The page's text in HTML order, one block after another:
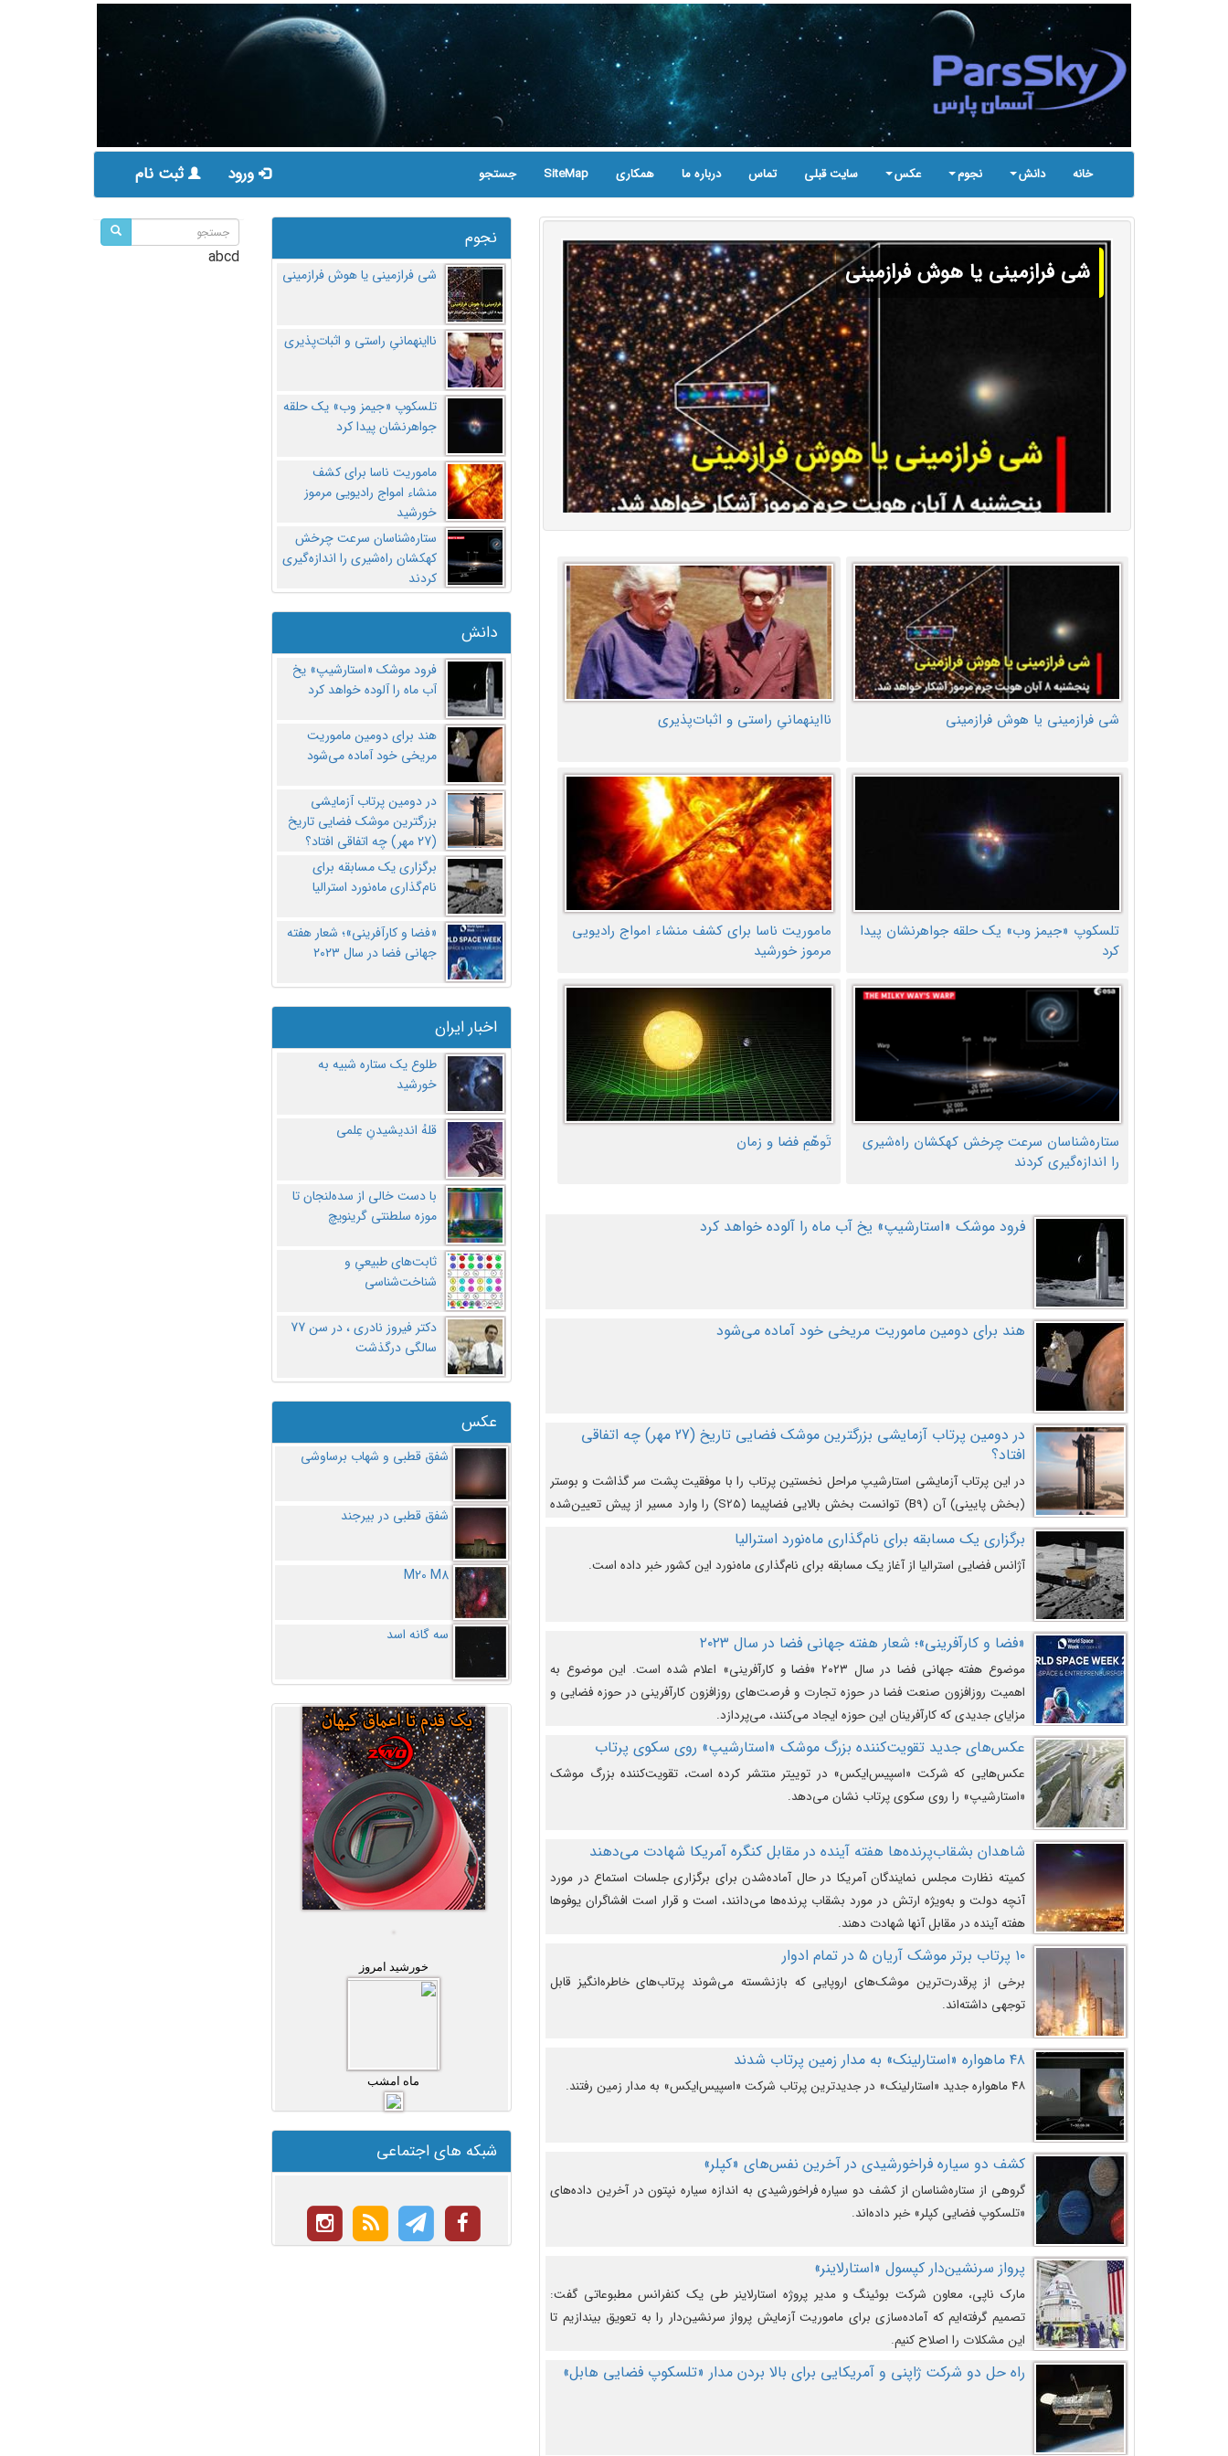
خانه دانش نجوم عکس سایت قبلی تماس درباره ما همکاری SiteMap جستجو ورود ثبت نام
شی فرازمینی یا هوش فرازمینی
شی فرازمینی یا هوش فرازمینی نااینهمانیِ راستی و اثبات‌پذیری
تلسکوپ «جیمز وب» یک حلقه جواهرنشان پیدا
کرد
ماموریت ناسا برای کشف منشاء امواج رادیویی
مرموز خورشید
ستاره‌شناسان سرعت چرخش کهکشان راه‌شیری
را اندازه‌گیری کردند
تَوهّمِ فضا و زمان
فرود موشک «استارشیپ» یخ آب ماه را آلوده خواهد کرد
هند برای دومین ماموریت مریخی خود آماده می‌شود
در دومین پرتاب آزمایشی بزرگترین موشک فضایی تاریخ (27 مهر‌) چه اتفاقی
افتاد؟
در این پرتاب آزمایشی استارشیپ مراحل نخستین پرتاب را با موفقیت پشت سر گذاشت و بوستر
(بخش پایینی) آن (B9) توانست بخش بالایی فضاپیما (S25) را وارد مسیر از پیش تعیین‌شده
کند و سپس با یک مکانیزم جدید با موفقیت از آن جدا شود. ‌
برگزاری یک مسابقه برای نام‌گذاری ماه‌نورد استرالیا
آژانس فضایی استرالیا از آغاز یک مسابقه برای نام‌گذاری ماه‌نورد این کشور خبر داده است.
«فضا و کارآفرینی»؛ شعار هفته جهانی فضا در سال ۲۰۲۳
موضوع هفته جهانی فضا در سال ۲۰۲۳ «فضا و کارآفرینی» اعلام شده است. این موضوع به
اهمیت روزافزون صنعت فضا در حوزه تجارت و فرصت‌های روزافزون کارآفرینی در حوزه فضایی و
مزایای جدیدی که کارآفرینان این حوزه ایجاد می‌کنند، می‌پردازد.
عکس‌های جدید تقویت‌کننده بزرگ موشک «استارشیپ» روی سکوی پرتاب
عکس‌هایی که شرکت «اسپیس‌ایکس» در توییتر منتشر کرده است، تقویت‌کننده بزرگ موشک
«استارشیپ» را روی سکوی پرتاب نشان می‌دهد.
شاهدان بشقاب‌پرنده‌ها هفته آینده در مقابل کنگره آمریکا شهادت می‌دهند
کمیته نظارت مجلس نمایندگان آمریکا در حال آماده‌شدن برای برگزاری جلسات استماع در مورد
آنچه دولت و به‌ویژه ارتش در مورد بشقاب پرنده‌ها می‌دانند، است و قرار است افشاگران یوفوها
هفته آینده در مقابل آنها شهادت دهند.
۱۰ پرتاب برتر موشک آریان ۵ در تمام ادوار
برخی از پرقدرت‌ترین موشک‌های اروپایی که بازنشسته می‌شوند پرتاب‌های خاطره‌انگیز قابل
توجهی داشته‌اند.
۴۸ ماهواره «استارلینک» به مدار زمین پرتاب شدند
۴۸ ماهواره جدید «استارلینک» در جدیدترین پرتاب شرکت «اسپیس‌ایکس» به مدار زمین رفتند.
کشف دو سیاره فراخورشیدی در آخرین نفس‌های «کپلر»
گروهی از ستاره‌شناسان از کشف دو سیاره فراخورشیدی به اندازه سیاره نپتون در آخرین داده‌های
«تلسکوپ فضایی کپلر» خبر داده‌اند.
پرواز سرنشین‌دار کپسول «استارلاینر»
مارک ناپی، معاون شرکت بوئینگ و مدیر پروژه استارلاینر طی یک کنفرانس مطبوعاتی گفت:
تصمیم گرفته‌ایم که آماده‌سازی برای ماموریت آزمایش پرواز سرنشین‌دار را به تعویق بیندازیم تا
این مشکلات را اصلاح کنیم.
راه حل دو شرکت ژاپنی و آمریکایی برای بالا بردن مدار «تلسکوپ فضایی هابل»
نجوم
شی فرازمینی یا هوش فرازمینی
نااینهمانیِ راستی و اثبات‌پذیری
تلسکوپ «جیمز وب» یک حلقه
جواهرنشان پیدا کرد
ماموریت ناسا برای کشف
منشاء امواج رادیویی مرموز
خورشید
ستاره‌شناسان سرعت چرخش
کهکشان راه‌شیری را اندازه‌گیری
کردند
دانش
فرود موشک «استارشیپ» یخ
آب ماه را آلوده خواهد کرد
هند برای دومین ماموریت
مریخی خود آماده می‌شود
در دومین پرتاب آزمایشی
بزرگترین موشک فضایی تاریخ
(27 مهر‌) چه اتفاقی افتاد؟
برگزاری یک مسابقه برای
نام‌گذاری ماه‌نورد استرالیا
«فضا و کارآفرینی»؛ شعار هفته
جهانی فضا در سال ۲۰۲۳
اخبار ایران
طلوع یک ستاره شبیه به
خورشید
قلهُ اندیشیدنِ عِلمی
با دست خالی از سده‌لنجان تا
موزه سلطنتی گرینویچ
ثابت‌های طبیعیِ و
شناخت‌شناسی
دکتر فیروز نادری ، در سن 77
سالگی درگذشت
عکس
شفق قطبی و شهاب برساوشی
شفق قطبی در بیرجند
M20 M8
سه گانه اسد
خورشید امروز
ماه امشب
شبکه های اجتماعی
abcd